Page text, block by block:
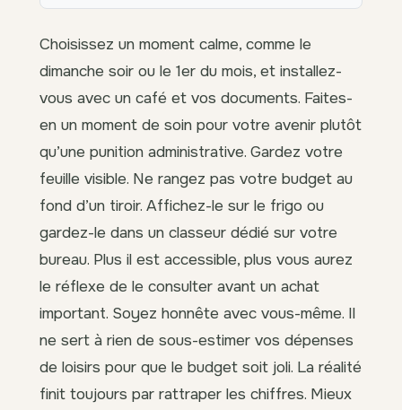
Choisissez un moment calme, comme le
dimanche soir ou le 1er du mois, et installez-
vous avec un café et vos documents. Faites-
en un moment de soin pour votre avenir plutôt
qu’une punition administrative. Gardez votre
feuille visible. Ne rangez pas votre budget au
fond d’un tiroir. Affichez-le sur le frigo ou
gardez-le dans un classeur dédié sur votre
bureau. Plus il est accessible, plus vous aurez
le réflexe de le consulter avant un achat
important. Soyez honnête avec vous-même. Il
ne sert à rien de sous-estimer vos dépenses
de loisirs pour que le budget soit joli. La réalité
finit toujours par rattraper les chiffres. Mieux